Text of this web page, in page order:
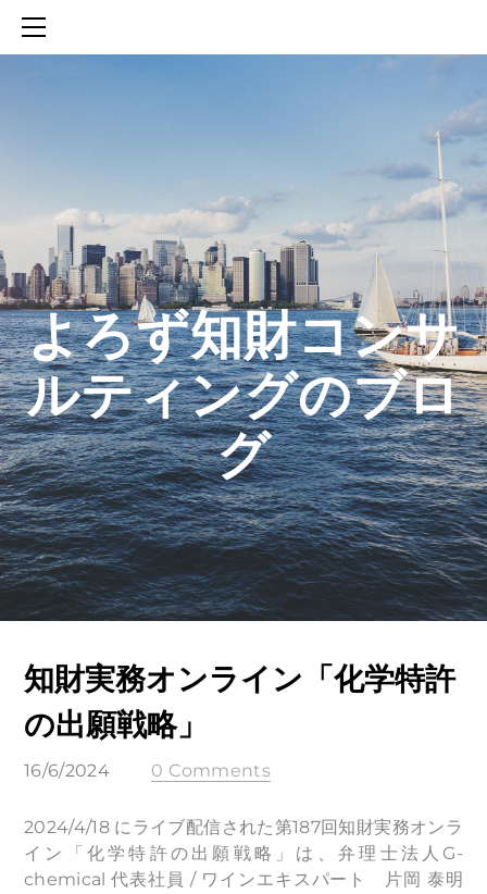
​よろず知財コンサ
ルティングのブロ
グ
知財実務オンライン「化学特許
の出願戦略」
16/6/2024 0 Comments
2024/4/18 にライブ配信された第187回知財実務オンラ
イン「化学特許の出願戦略」は、弁理士法人G-
chemical 代表社員 / ワインエキスパート 片岡 泰明
SERVICES
知財活動のROICへの貢献
生成AIを活用した知財戦略の策定方法
生成AIとの「壁打ち」で、新たな発明を創出する方法